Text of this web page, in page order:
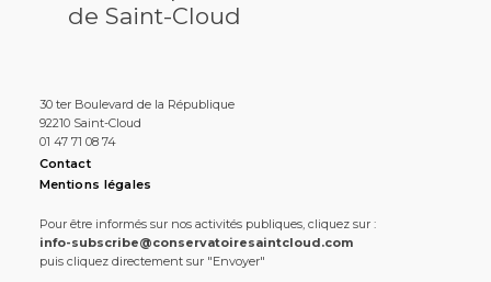
de Saint-Cloud
30 ter Boulevard de la République
92210 Saint-Cloud
01 47 71 08 74
Contact
Mentions légales
Pour être informés sur nos activités publiques, cliquez sur :
info-subscribe@conservatoiresaintcloud.com
puis cliquez directement sur "Envoyer"